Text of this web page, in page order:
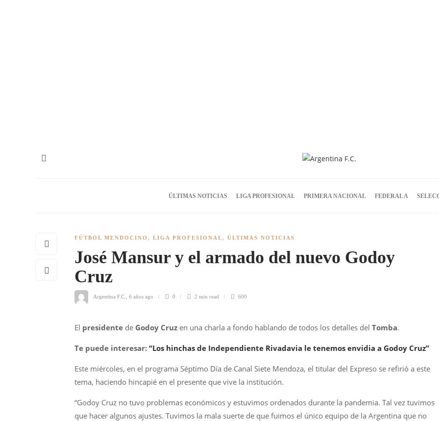
ÚLTIMAS NOTICIAS LIGA PROFESIONAL PRIMERA NACIONAL FEDERAL A
FÚTBOL MENDOCINO , LIGA PROFESIONAL, ÚLTIMAS NOTICIAS
José Mansur y el armado del nuevo Godoy
Cruz
Argentina F.C. 6 años ago 0 2 min read 600
El presidente de Godoy Cruz en una charla a fondo hablando de todos los detalles del Tomba.
Te puede interesar: “Los hinchas de Independiente Rivadavia le tenemos envidia a Godoy Cruz”
Este miércoles, en el programa Séptimo Día de Canal Siete Mendoza, el titular del Expreso se refirió a este
tema, haciendo hincapié en el presente que vive la institución.
“Godoy Cruz no tuvo problemas económicos y estuvimos ordenados durante la pandemia. Tal vez tuvimos
que hacer algunos ajustes. Tuvimos la mala suerte de que fuimos el único equipo de la Argentina que no